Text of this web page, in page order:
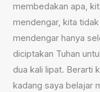
membedakan apa,
mendengar, kita
mendengar hanya
diciptakan Tuhan
dua kali lipat. Berarti
kadang saya belajar